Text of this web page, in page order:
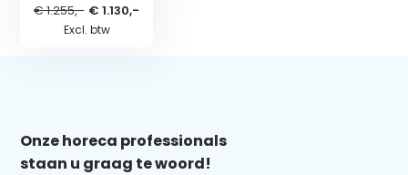
€ 1.255,- € 1.130,-
Excl. btw
Onze horeca professionals
staan u graag te woord!